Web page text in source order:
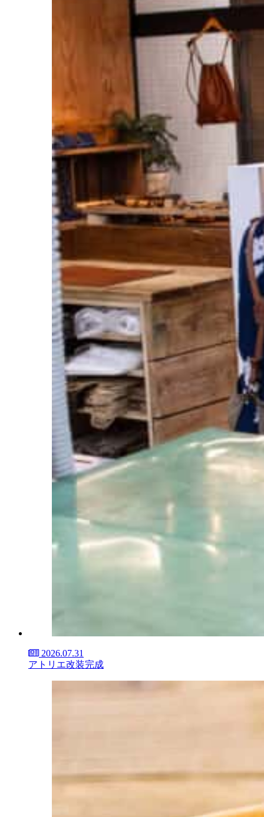
2026.07.31
アトリエ改装完成